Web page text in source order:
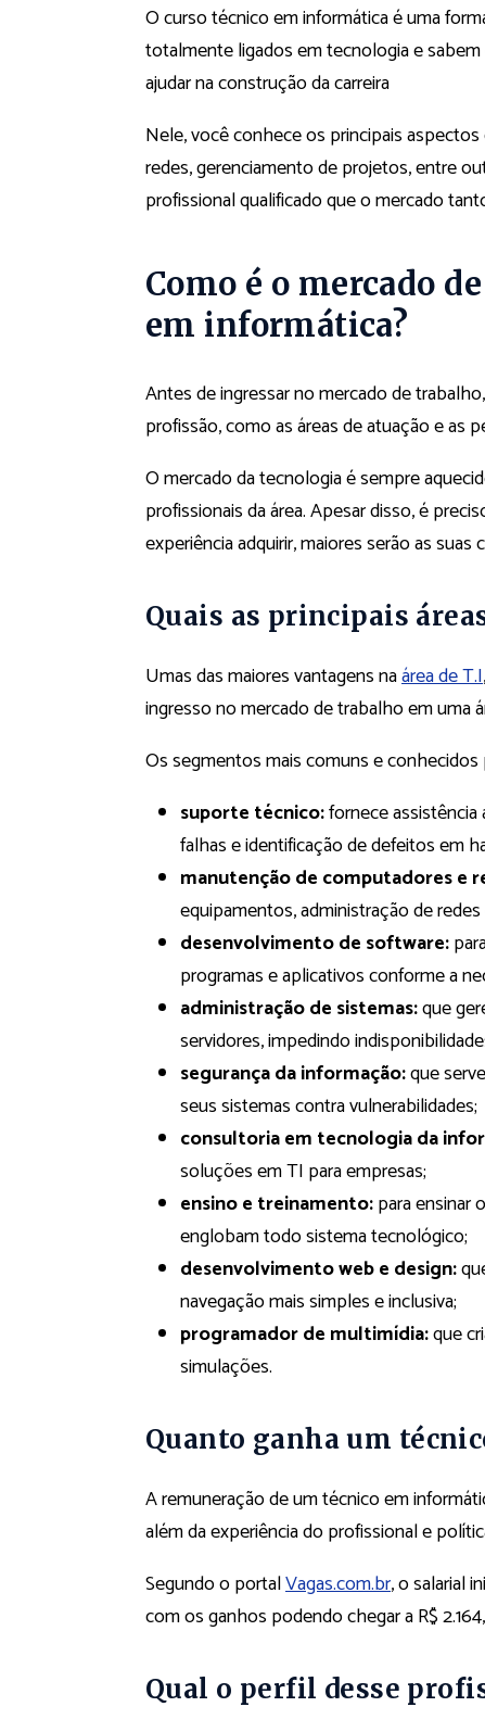
O curso técnico em informática é uma
totalmente ligados em tecnologia e
ajudar na construção da carreira
Nele, você conhece os principais
redes, gerenciamento de projetos, entre
profissional qualificado que o mercado
Como é o mercado
em informática?
Antes de ingressar no mercado de
profissão, como as áreas de atuação e as
O mercado da tecnologia é sempre
profissionais da área. Apesar disso, é
experiência adquirir, maiores serão as
Quais as principais
Umas das maiores vantagens naárea de T.I
ingresso no mercado de trabalho em uma
Os segmentos mais comuns e
suporte técnico:fornece
falhas e identificação de defeitos em
manutenção de computadores e
equipamentos, administração de
desenvolvimento de software:
programas e aplicativos conforme a
administração de sistemas:que
servidores, impedindo
segurança da informação:que
seus sistemas contra vulnerabilidades;
consultoria em tecnologia da
soluções em TI para empresas;
ensino e treinamento:para ensinar
englobam todo sistema tecnológico;
desenvolvimento web e design:
navegação mais simples e inclusiva;
programador de multimídia:que
simulações.
Quanto ganha um
A remuneração de um técnico em
além da experiência do profissional e
Segundo o portalVagas.com.br, o salarial
com os ganhos podendo chegar a R$
Qual o perfil desse